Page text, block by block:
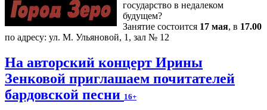
государство в недалеком
будущем?
Занятие состоится 17 мая, в 17.00
по адресу: ул. М. Ульяновой, 1, зал № 12
На авторский концерт Ирины
Зенковой приглашаем почитателей
бардовской песни 16+